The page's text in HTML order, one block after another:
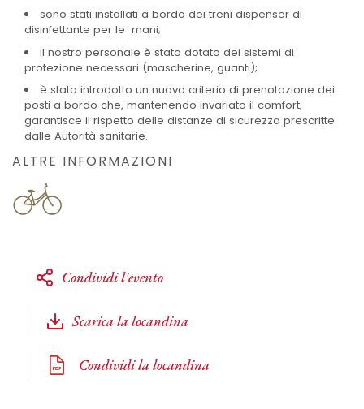
sono stati installati a bordo dei treni dispenser di
disinfettante per le mani;
il nostro personale è stato dotato dei sistemi di
protezione necessari (mascherine, guanti);
è stato introdotto un nuovo criterio di prenotazione dei
posti a bordo che, mantenendo invariato il comfort,
garantisce il rispetto delle distanze di sicurezza prescritte
dalle Autorità sanitarie.
ALTRE INFORMAZIONI
Condividi l'evento
Scarica la locandina
Condividi la locandina